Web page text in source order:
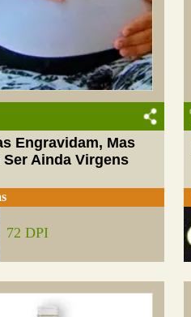
Engravidam, Mas
Ser Ainda Virgens
72 DPI